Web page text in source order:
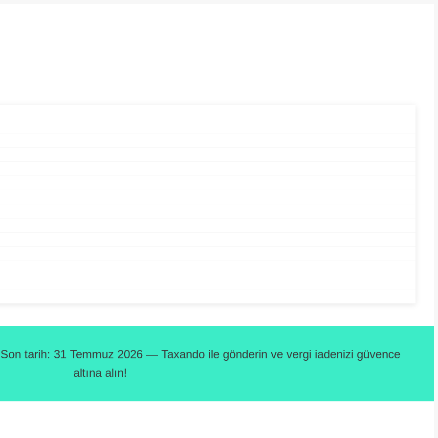
tarih: 31 Temmuz 2026 — Taxando ile gönderin ve vergi iadenizi güvence
altına alın!